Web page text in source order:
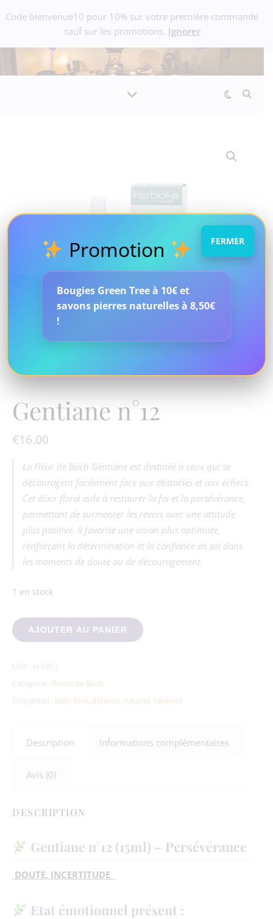
Code bienvenue10 pour 10% sur votre première commande
sauf sur les promotions. Ignorer
Gentiane n°12
€16.00
La Fleur de Bach Gentiane est destinée à ceux qui se
découragent facilement face aux obstacles et aux échecs.
Cet élixir floral aide à restaurer la foi et la persévérance,
permettant de surmonter les revers avec une attitude
plus positive. Il favorise une vision plus optimiste,
renforçant la détermination et la confiance en soi dans
les moments de doute ou de découragement.
1 en stock
quantité de Gentiane n°12
AJOUTER AU PANIER
UGS :
H-FB12
Catégorie : fleurs de Bach
bien-être détente naturel sérénité
Description Informations complémentaires
Avis (0)
DESCRIPTION
Gentiane n°12 (15ml) – Persévérance
DOUTE, INCERTITUDE
Etat émotionnel présent :
Promotion
Bougies Green Tree à 10€ et
savons pierres naturelles à 8,50€
!
FERMER